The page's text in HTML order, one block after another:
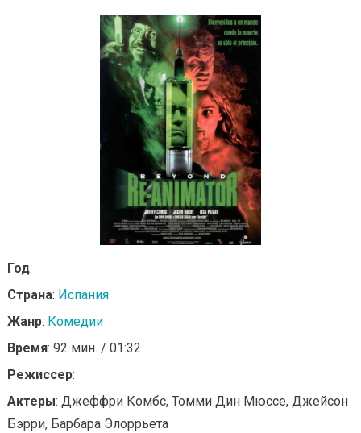
Год:
Страна: Испания
Жанр: Комедии
Время: 92 мин. / 01:32
Режиссер:
Актеры: Джеффри Комбс, Томми Дин Мюссе, Джейсон
Бэрри, Барбара Элоррьета